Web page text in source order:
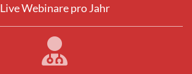
Live Webinare pro Jahr